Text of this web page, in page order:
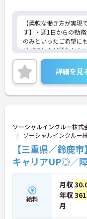
【柔軟な働き方が実
す】・週1日からの勤
のみといったご希望に
業がほとんど発生しな
やWワークとの両立が
担を軽減するサポート
食事の準備には食材の
り、献立やレシピが決
事に取り組んでいただ
守りや巡回業務も心
長期的なご就業を後押
しているためマイカー
勤務や深夜割増などの
しており、パートの方
られています
全国に約300施設ほど
展開し、急成長を続け
いで困っている障が
いう理念を掲げ、ご利
詳細を見
ソーシャルインクルー株
ソーシャルインクルー
【三重県／鈴鹿
キャリアUP◎／
給料
月収
年収
月